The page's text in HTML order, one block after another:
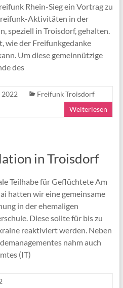
Rhein-Sieg ein Vortrag zu
Aktivitäten in der
speziell in Troisdorf, gehalten.
wie der Freifunkgedanke
Um diese gemeinnützige
des
2022
Freifunk Troisdorf
Weiterlesen
in Troisdorf
Teilhabe für Geflüchtete Am
hatten wir eine gemeinsame
in der ehemaligen
Diese sollte für bis zu
reaktiviert werden. Neben
nahm auch
(IT)